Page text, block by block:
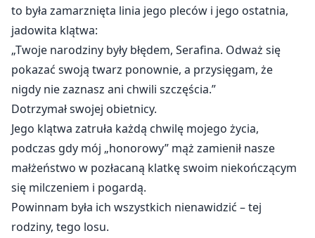
to była zamarznięta linia jego pleców i jego ostatnia,
jadowita klątwa:
„Twoje narodziny były błędem, Serafina. Odważ się
pokazać swoją twarz ponownie, a przysięgam, że
nigdy nie zaznasz ani chwili szczęścia.”
Dotrzymał swojej obietnicy.
Jego klątwa zatruła każdą chwilę mojego życia,
podczas gdy mój „honorowy” mąż zamienił nasze
małżeństwo w pozłacaną klatkę swoim niekończącym
się milczeniem i pogardą.
Powinnam była ich wszystkich nienawidzić – tej
rodziny, tego losu.